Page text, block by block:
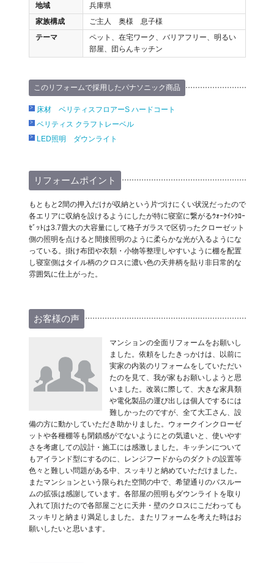
地域
兵庫県
家族構成
ご主人 奥様 息子様
テーマ
ペット、在宅ワーク、バリアフリー、明るい
部屋、団らんキッチン
このリフォームで採用したパナソニック商品
床材 ベリティスフロアーS ハードコート
ベリティス クラフトレーベル
LED照明 ダウンライト
リフォームポイント
もともと2間の押入だけが収納という片づけにくい状況だったので
各エリアに収納を設けるようにしたが特に寝室に繋がるｳｫｰｸｲﾝｸﾛｰ
ｾﾞｯﾄは3.7畳大の大容量にして格子ガラスで区切ったクローゼット
側の照明を点けると間接照明のように柔らかな光が入るようにな
っている。掛け布団や衣類・小物等整理しやすいように棚を配置
し寝室側はタイル柄のクロスに濃い色の天井柄を貼り非日常的な
雰囲気に仕上がった。
お客様の声
マンションの全面リフォームをお願いし
ました。依頼をしたきっかけは、以前に
実家の内装のリフォームをしていただい
たのを見て、我が家もお願いしようと思
いました。改装に際して、大きな家具類
や電化製品の運び出しは個人でするには
難しかったのですが、全て大工さん、設
備の方に動かしていただき助かりました。ウォークインクローゼ
ットや各種棚等も閉鎖感がでないようにとの気遣いと、使いやす
さを考慮しての設計・施工には感激しました。キッチンについて
もアイランド型にするのに、レンジフードからのダクトの設置等
色々と難しい問題がある中、スッキリと納めていただけました。
またマンションという限られた空間の中で、希望通りのバスルー
ムの拡張は感謝しています。各部屋の照明もダウンライトを取り
入れて頂けたので各部屋ごとに天井・壁のクロスにこだわっても
スッキリと納まり満足しました。またリフォームを考えた時はお
願いしたいと思います。